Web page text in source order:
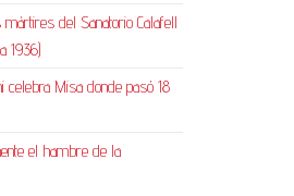
del Sanatorio Calafell
1936)
celebra Misa donde pasó 18
el hambre de la